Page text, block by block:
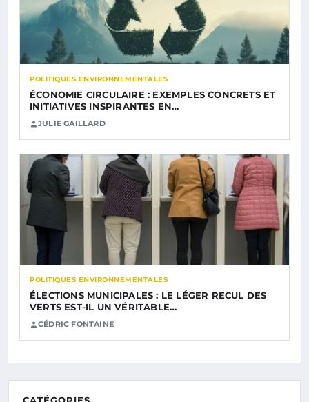
POLITIQUES ENVIRONNEMENTALES
ÉCONOMIE CIRCULAIRE : EXEMPLES CONCRETS ET
INITIATIVES INSPIRANTES EN…
JULIE GAILLARD
POLITIQUES ENVIRONNEMENTALES
ÉLECTIONS MUNICIPALES : LE LÉGER RECUL DES
VERTS EST-IL UN VÉRITABLE…
CÉDRIC FONTAINE